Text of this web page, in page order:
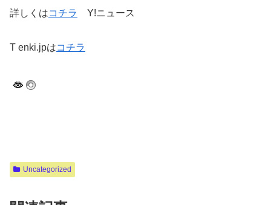
詳しくはコチラ Y!ニュース
T enki.jpはコチラ
Uncategorized